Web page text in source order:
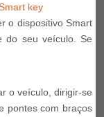
key
o dispositivo Smart
do seu veículo. Se
o veículo, dirigir-se
pontes com braços